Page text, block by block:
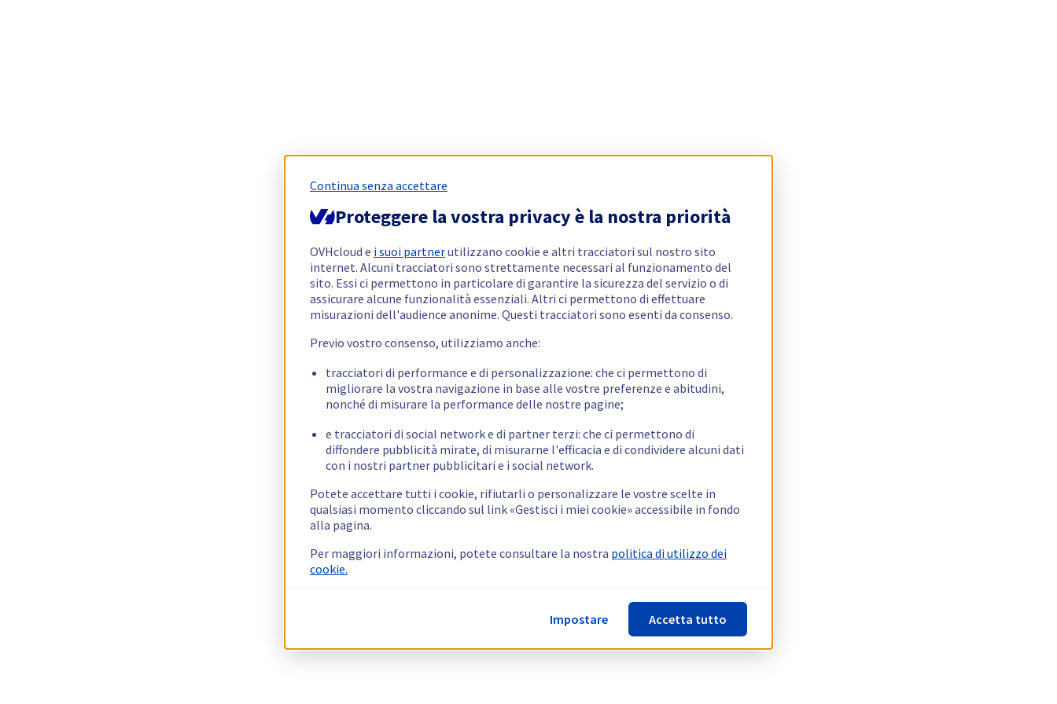
Continua senza accettare
Proteggere la vostra privacy è la nostra priorità
OVHcloud e i suoi partnerutilizzano cookie e altri tracciatori sul nostro sito
internet. Alcuni tracciatori sono strettamente necessari al funzionamento del
sito. Essi ci permettono in particolare di garantire la sicurezza del servizio o di
assicurare alcune funzionalità essenziali. Altri ci permettono di effettuare
misurazioni dell'audience anonime. Questi tracciatori sono esenti da consenso.
Previo vostro consenso, utilizziamo anche:
tracciatori di performance e di personalizzazione: che ci permettono di
migliorare la vostra navigazione in base alle vostre preferenze e abitudini,
nonché di misurare la performance delle nostre pagine;
e tracciatori di social network e di partner terzi: che ci permettono di
diffondere pubblicità mirate, di misurarne l'efficacia e di condividere alcuni dati
con i nostri partner pubblicitari e i social network.
Potete accettare tutti i cookie, rifiutarli o personalizzare le vostre scelte in
qualsiasi momento cliccando sul link «Gestisci i miei cookie» accessibile in fondo
alla pagina.
Per maggiori informazioni, potete consultare la nostra politica di utilizzo dei
cookie.
Impostare Accetta tutto